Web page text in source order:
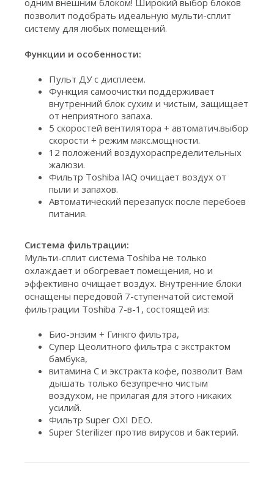
позволит подобрать идеальную мульти-сплит
систему для любых помещений.
Функции и особенности:
Пульт ДУ с дисплеем.
Функция самоочистки поддерживает
внутренний блок сухим и чистым, защищает
от неприятного запаха.
5 скоростей вентилятора + автоматич.выбор
скорости + режим макс.мощности.
12 положений воздухораспределительных
жалюзи.
Фильтр Toshiba IAQ очищает воздух от
пыли и запахов.
Автоматический перезапуск после перебоев
питания.
Система фильтрации:
Мульти-сплит система Toshiba не только
охлаждает и обогревает помещения, но и
эффективно очищает воздух. Внутренние блоки
оснащены передовой 7-ступенчатой системой
фильтрации Toshiba 7-в-1, состоящей из:
Био-энзим + Гинкго фильтра,
Супер Цеолитного фильтра с экстрактом
бамбука,
витамина С и экстракта кофе, позволит Вам
дышать только безупречно чистым
воздухом, не прилагая для этого никаких
усилий.
Фильтр Super OXI DEO.
Super Sterilizer против вирусов и бактерий.